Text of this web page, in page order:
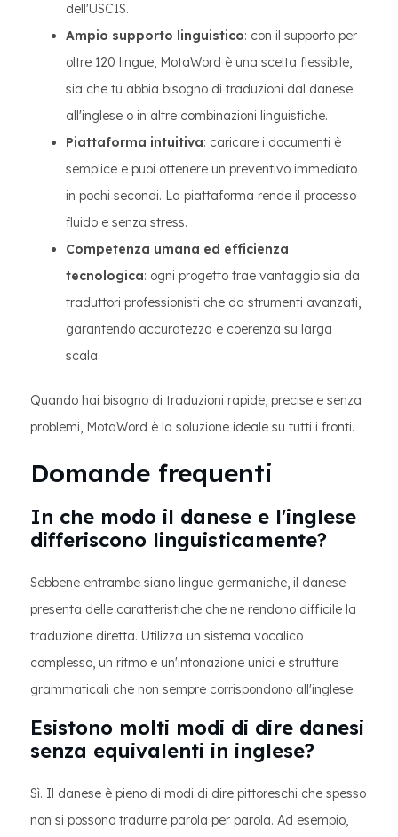
dell'USCIS.
Ampio supporto linguistico: con il supporto per
oltre 120 lingue, MotaWord è una scelta flessibile,
sia che tu abbia bisogno di traduzioni dal danese
all'inglese o in altre combinazioni linguistiche.
Piattaforma intuitiva: caricare i documenti è
semplice e puoi ottenere un preventivo immediato
in pochi secondi. La piattaforma rende il processo
fluido e senza stress.
Competenza umana ed efficienza
tecnologica: ogni progetto trae vantaggio sia da
traduttori professionisti che da strumenti avanzati,
garantendo accuratezza e coerenza su larga
scala.
Quando hai bisogno di traduzioni rapide, precise e senza
problemi, MotaWord è la soluzione ideale su tutti i fronti.
Domande frequenti
In che modo il danese e l'inglese
differiscono linguisticamente?
Sebbene entrambe siano lingue germaniche, il danese
presenta delle caratteristiche che ne rendono difficile la
traduzione diretta. Utilizza un sistema vocalico
complesso, un ritmo e un'intonazione unici e strutture
grammaticali che non sempre corrispondono all'inglese.
Esistono molti modi di dire danesi
senza equivalenti in inglese?
Sì. Il danese è pieno di modi di dire pittoreschi che spesso
non si possono tradurre parola per parola. Ad esempio,